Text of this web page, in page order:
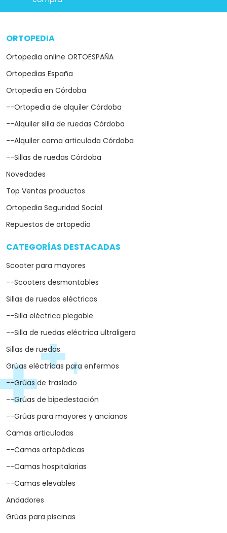
ORTOPEDIA
Ortopedia online ORTOESPAÑA
Ortopedias España
Ortopedia en Córdoba
--Ortopedia de alquiler Córdoba
--Alquiler silla de ruedas Córdoba
--Alquiler cama articulada Córdoba
--Sillas de ruedas Córdoba
Novedades
Top Ventas productos
Ortopedia Seguridad Social
Repuestos de ortopedia
CATEGORÍAS DESTACADAS
Scooter para mayores
--Scooters desmontables
Sillas de ruedas eléctricas
--Silla eléctrica plegable
--Silla de ruedas eléctrica ultraligera
Sillas de ruedas
Grúas eléctricas para enfermos
--Grúas de traslado
--Grúas de bipedestación
--Grúas para mayores y ancianos
Camas articuladas
--Camas ortopédicas
--Camas hospitalarias
--Camas elevables
Andadores
Grúas para piscinas